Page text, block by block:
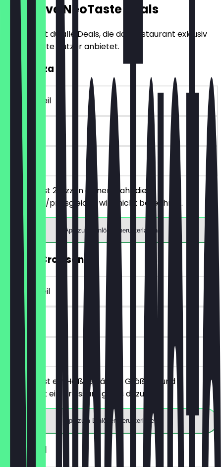
Exklusive NeoTaste Deals
Hier findest du alle Deals, die das Restaurant exklusiv
für NeoTaste Nutzer anbietet.
2für1 Pizza
~€ 4 Vorteil
30 Tage
vor Ort
Du bestellst 2 Pizzen deiner Wahl, die
günstigere/preisgleiche wird nicht berechnet.
App zum Einlösen herunterladen
GRATIS Croissant
~€ 2 Vorteil
30 Tage
vor Ort
Du bestellst ein Heißgetränk in Größe M und
bekommst ein Croissant gratis dazu.
App zum Einlösen herunterladen
1€ Brezel